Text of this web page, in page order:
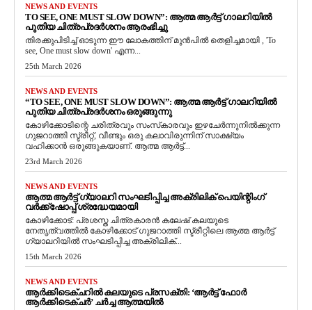
NEWS AND EVENTS
TO SEE, ONE MUST SLOW DOWN”: ആത്മ ആർട്ട് ഗാലറിയിൽ
പുതിയ ചിത്രപ്രദർശനം ആരംഭിച്ചു
തിരക്കുപിടിച്ച് ഓടുന്ന ഈ ലോകത്തിന് മുൻപിൽ തെളിച്ചമായി , 'To
see, One must slow down' എന്ന...
25th March 2026
NEWS AND EVENTS
“TO SEE, ONE MUST SLOW DOWN”: ആത്മ ആർട്ട് ഗാലറിയിൽ
പുതിയ ചിത്രപ്രദർശനം ഒരുങ്ങുന്നു
കോഴിക്കോടിന്റെ ചരിത്രവും സംസ്‌കാരവും ഇഴചേർന്നുനിൽക്കുന്ന
ഗുജറാത്തി സ്ട്രീറ്റ്, വീണ്ടും ഒരു കലാവിരുന്നിന് സാക്ഷ്യം
വഹിക്കാൻ ഒരുങ്ങുകയാണ്. ആത്മ ആർട്ട്...
23rd March 2026
NEWS AND EVENTS
ആത്മ ആർട്ട് ഗ്യാലറി സംഘടിപ്പിച്ച അക്രിലിക് പെയിന്റിംഗ്
വർക്ക്‌ഷോപ്പ് ശ്രദ്ധേയമായി
കോഴിക്കോട്: പ്രശസ്ത ചിത്രകാരൻ കലേഷ് കലയുടെ
നേതൃത്വത്തിൽ കോഴിക്കോട് ഗുജറാത്തി സ്ട്രീറ്റിലെ ആത്മ ആർട്ട്
ഗ്യാലറിയിൽ സംഘടിപ്പിച്ച അക്രിലിക്...
15th March 2026
NEWS AND EVENTS
ആർക്കിടെക്ചറിൽ കലയുടെ പ്രസക്തി: ‘ആർട്ട് ഫോർ
ആർക്കിടെക്ചർ’ ചർച്ച ആത്മയിൽ